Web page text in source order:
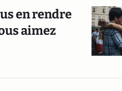
en rendre
aimez